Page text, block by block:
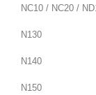
NC10 / NC20 /
N130
N140
N150